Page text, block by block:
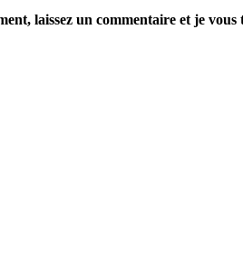
laissez un commentaire et je